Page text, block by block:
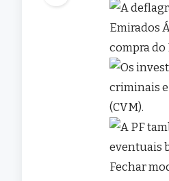
Fechar